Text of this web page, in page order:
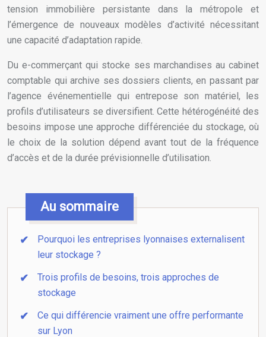
tension immobilière persistante dans la métropole et
l’émergence de nouveaux modèles d’activité nécessitant
une capacité d’adaptation rapide.
Du e-commerçant qui stocke ses marchandises au cabinet
comptable qui archive ses dossiers clients, en passant par
l’agence événementielle qui entrepose son matériel, les
profils d’utilisateurs se diversifient. Cette hétérogénéité des
besoins impose une approche différenciée du stockage, où
le choix de la solution dépend avant tout de la fréquence
d’accès et de la durée prévisionnelle d’utilisation.
Au sommaire
Pourquoi les entreprises lyonnaises externalisent
leur stockage ?
Trois profils de besoins, trois approches de
stockage
Ce qui différencie vraiment une offre performante
sur Lyon